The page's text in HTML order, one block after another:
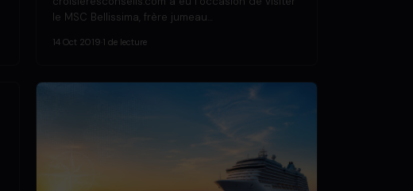
le MSC Bellissima, frère jumeau…
14 Oct 2019 1 de lecture